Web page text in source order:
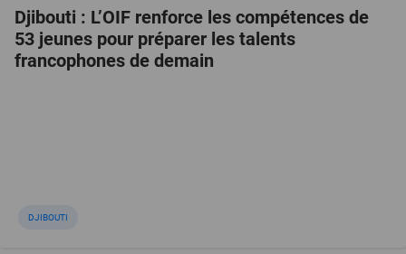
Djibouti : L’OIF renforce les compétences de
53 jeunes pour préparer les talents
francophones de demain
DJIBOUTI